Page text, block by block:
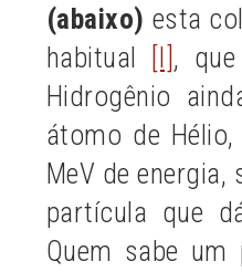
(abaixo) esta
habitual
[I],
Hidrogênio
átomo de
MeV de
partícula que
Quem sabe